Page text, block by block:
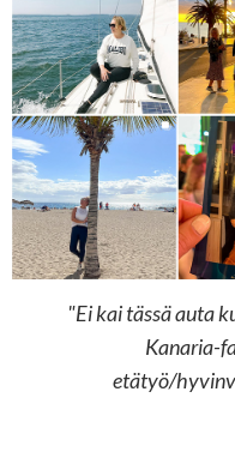
"Ei kai tässä auta
Kanaria-
etätyö/